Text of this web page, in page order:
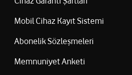
Mobil Cihaz Kayıt Sistemi
Abonelik Sözleşmeleri
Memnuniyet Anketi